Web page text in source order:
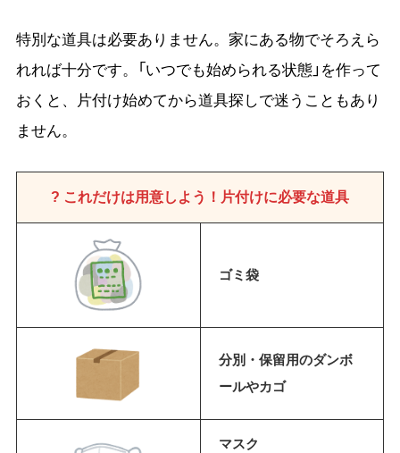
特別な道具は必要ありません。家にある物でそろえら
れれば十分です。「いつでも始められる状態」を作って
おくと、片付け始めてから道具探しで迷うこともあり
ません。
? これだけは用意しよう！片付けに必要な道具
ゴミ袋
分別・保留用のダンボ
ールやカゴ
マスク